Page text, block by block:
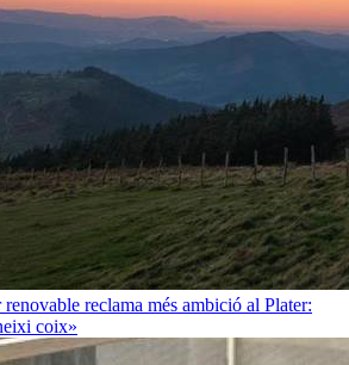
renovable reclama més ambició al Plater:
coix»